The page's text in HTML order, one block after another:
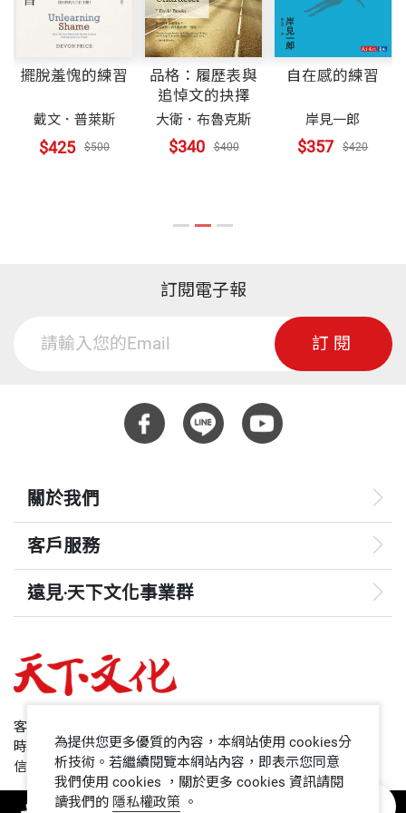
擺脫羞愧的練習
戴文．普萊斯
$425 $500
品格：履歷表與
追悼文的抉擇
大衛．布魯克斯
$340 $400
自在感的練習
岸見一郎
$357 $420
訂閱電子報
訂閱
關於我們
客戶服務
遠見‧天下文化事業群
哈佛商業評論
領導影響力學院
1號課堂
客服專線：+886 2 2662-0012
時間：週一~週五9:00~12:30;13:30~17:00
信箱：service@cwgv.com.tw
為提供您更多優質的內容，本網站使用 cookies分
析技術。若繼續閱覽本網站內容，即表示您同意
我們使用 cookies ，關於更多 cookies 資訊請閱
讀我們的 隱私權政策 。